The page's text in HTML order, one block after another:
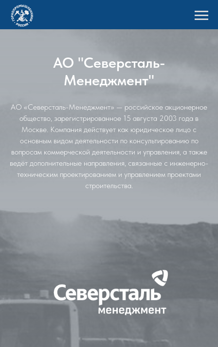
АО "Северсталь-
Менеджмент"
АО «Северсталь-Менеджмент» — российское акционерное
общество, зарегистрированное 15 августа 2003 года в
Москве. Компания действует как юридическое лицо с
основным видом деятельности по консультированию по
вопросам коммерческой деятельности и управления, а также
ведёт дополнительные направления, связанные с инженерно-
техническим проектированием и управлением проектами
строительства.